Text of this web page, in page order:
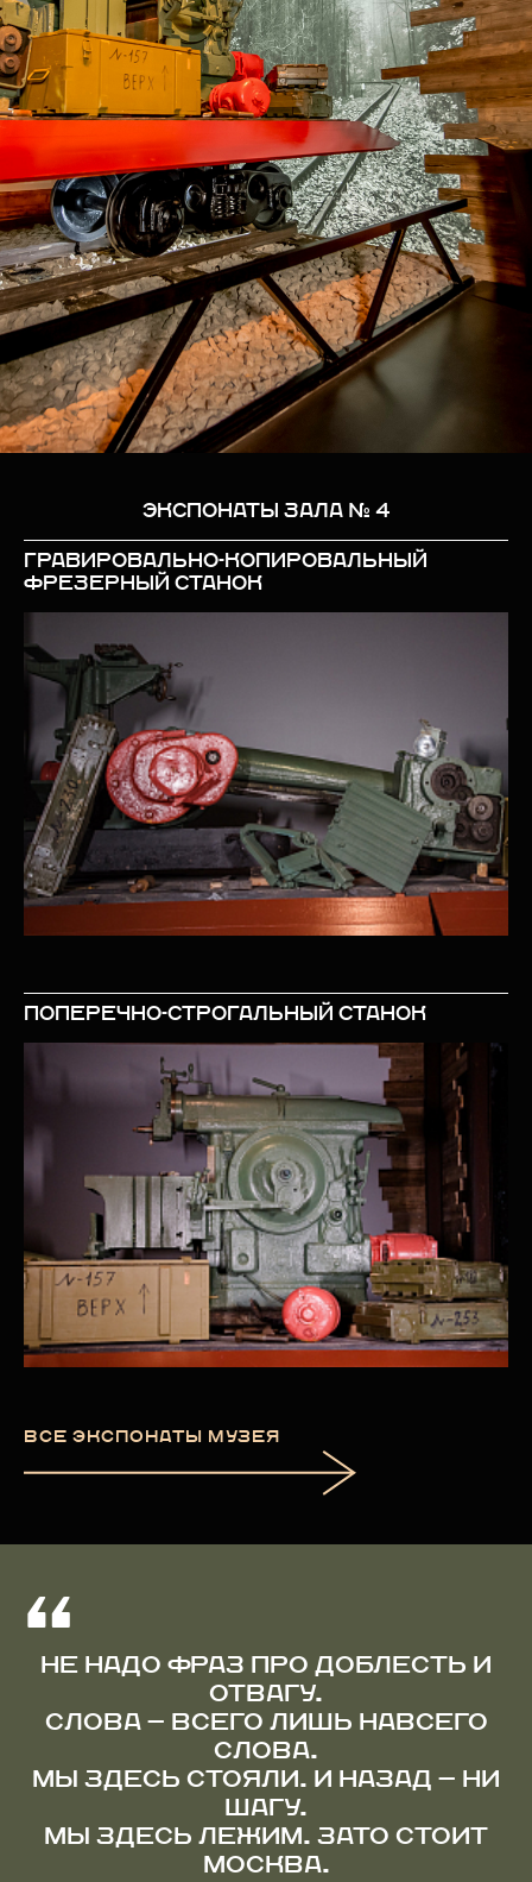
ЭКСПОНАТЫ ЗАЛА № 4
ГРАВИРОВАЛЬНО-КОПИРОВАЛЬНЫЙ
ФРЕЗЕРНЫЙ СТАНОК
ПОПЕРЕЧНО-СТРОГАЛЬНЫЙ СТАНОК
ВСЕ ЭКСПОНАТЫ МУЗЕЯ
НЕ НАДО ФРАЗ ПРО ДОБЛЕСТЬ И
ОТВАГУ.
СЛОВА — ВСЕГО ЛИШЬ НАВСЕГО
СЛОВА.
МЫ ЗДЕСЬ СТОЯЛИ. И НАЗАД — НИ
ШАГУ.
МЫ ЗДЕСЬ ЛЕЖИМ. ЗАТО СТОИТ
МОСКВА.